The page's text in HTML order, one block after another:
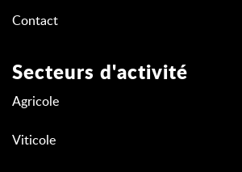
Contact
Secteurs d'activité
Agricole
Viticole